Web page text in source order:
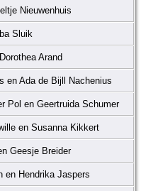
Nieuwenhuis
Sluik
Arand
en Ada de Bijll Nachenius
Pol en Geertruida Schumer
en Susanna Kikkert
Geesje Breider
en Hendrika Jaspers